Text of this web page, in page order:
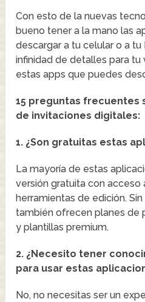
Con esto de la nuevas
bueno tener a la mano las
descargar a tu celular o a tu
infinidad de detalles para
estas apps que puedes
15 preguntas frecuentes
de invitaciones digitales:
1. ¿Son gratuitas estas
La mayoría de estas
versión gratuita con acceso
herramientas de edición.
también ofrecen planes de
y plantillas premium.
2. ¿Necesito tener
para usar estas
No, no necesitas ser un